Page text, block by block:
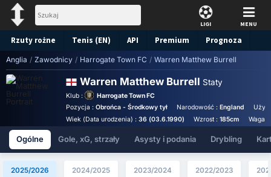
LIGI MENU
Rzuty rożne Tenis (EN) API Premium Prognoza
Anglia / Zawodnicy / Harrogate Town FC / Warren Matthew Burrell
Warren Matthew Burrell Staty
Klub :
Harrogate Town FC
Pozycja : Obrońca - Środkowy tył Narodowość :England
Wiek (Data urodzenia) : 36 (03.6.1990) Wzrost :185cm Waga :
Ogólne Gole, xG, strzały Asysty i podania Drybling
2025/2026 2024/2025 2023/2024 2022/2023